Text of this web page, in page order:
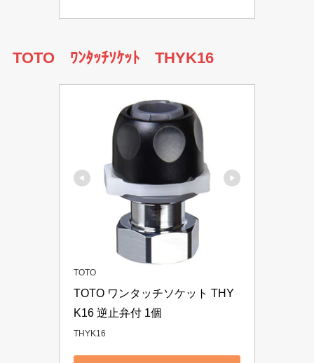
TOTO ﾜﾝﾀｯﾁｿｹｯﾄ THYK16
TOTO
TOTO ワンタッチソケット THY
K16 逆止弁付 1個
THYK16